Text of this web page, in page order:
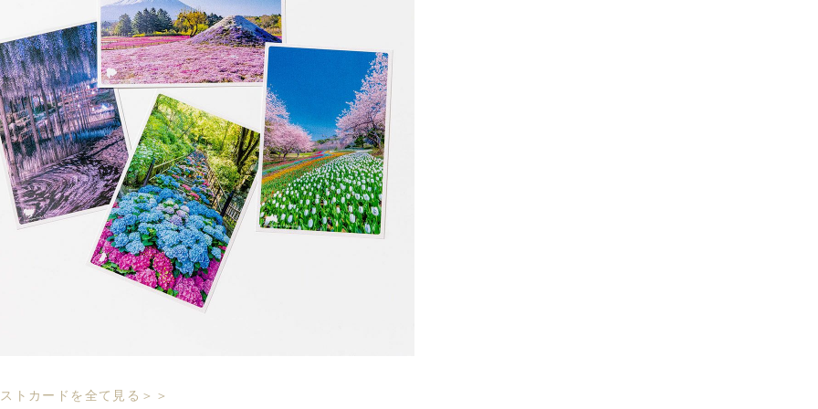
トカードを全て見る＞＞